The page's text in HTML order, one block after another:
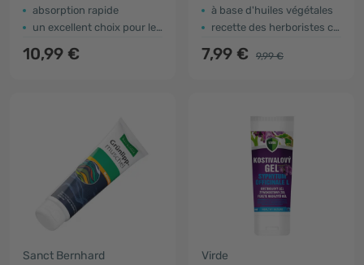
absorption rapide
un excellent choix pour les athlètes
10,99 €
à base d'huiles végétales
recette des herboristes chinois
7,99 € 9,99 €
Sanct Bernhard Virde